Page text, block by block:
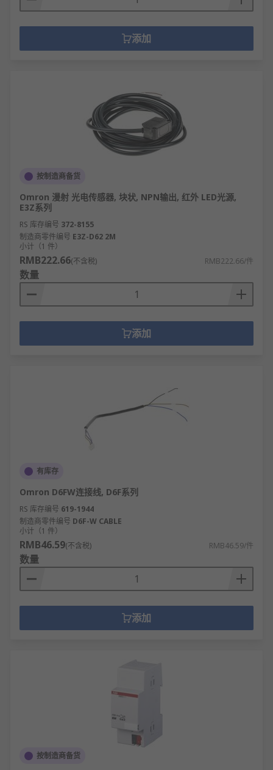
添加
按制造商备货
Omron 漫射 光电传感器, 块状, NPN输出, 红外 LED光源,
E3Z系列
RS 库存编号 372-8155
制造商零件编号 E3Z-D62 2M
小计（1 件）
RMB222.66(不含税) RMB222.66/件
数量
添加
有库存
Omron D6FW连接线, D6F系列
RS 库存编号 619-1944
制造商零件编号 D6F-W CABLE
小计（1 件）
RMB46.59(不含税) RMB46.59/件
数量
添加
按制造商备货